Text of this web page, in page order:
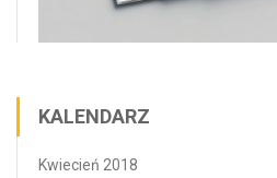
KALENDARZ
Kwiecień 2018